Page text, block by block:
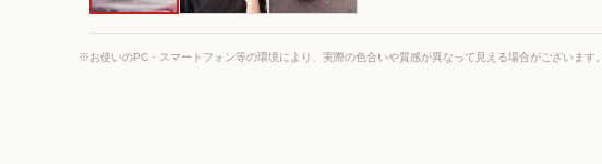
※お使いのPC・スマートフォン等の環境により、実際の色合いや質感が異なって見える場合がございます。